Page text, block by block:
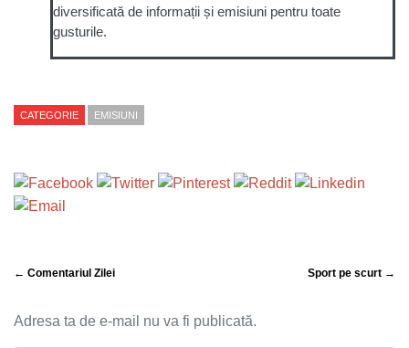
diversificată de informații și emisiuni pentru toate
gusturile.
CATEGORIE EMISIUNI
← Comentariul Zilei Sport pe scurt →
Adresa ta de e-mail nu va fi publicată.